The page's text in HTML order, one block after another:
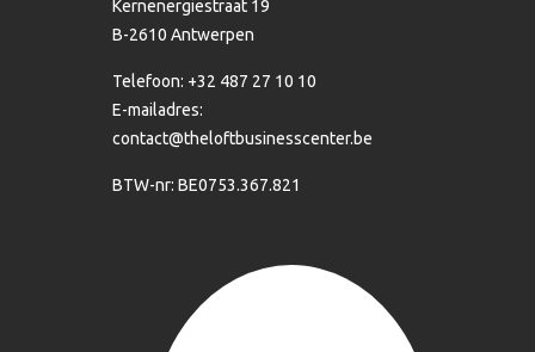
Kernenergiestraat 19
B-2610 Antwerpen
Telefoon: +32 487 27 10 10
E-mailadres:
contact@theloftbusinesscenter.be
BTW-nr: BE0753.367.821